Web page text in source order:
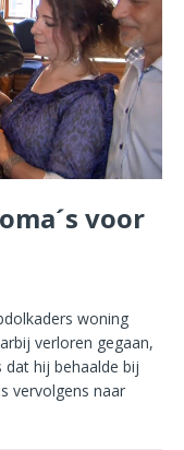
voor
woning
verloren gegaan,
hij behaalde bij
vervolgens naar